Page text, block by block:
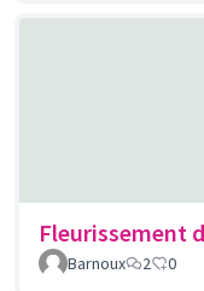
Fleurissement
Barnoux
2 0